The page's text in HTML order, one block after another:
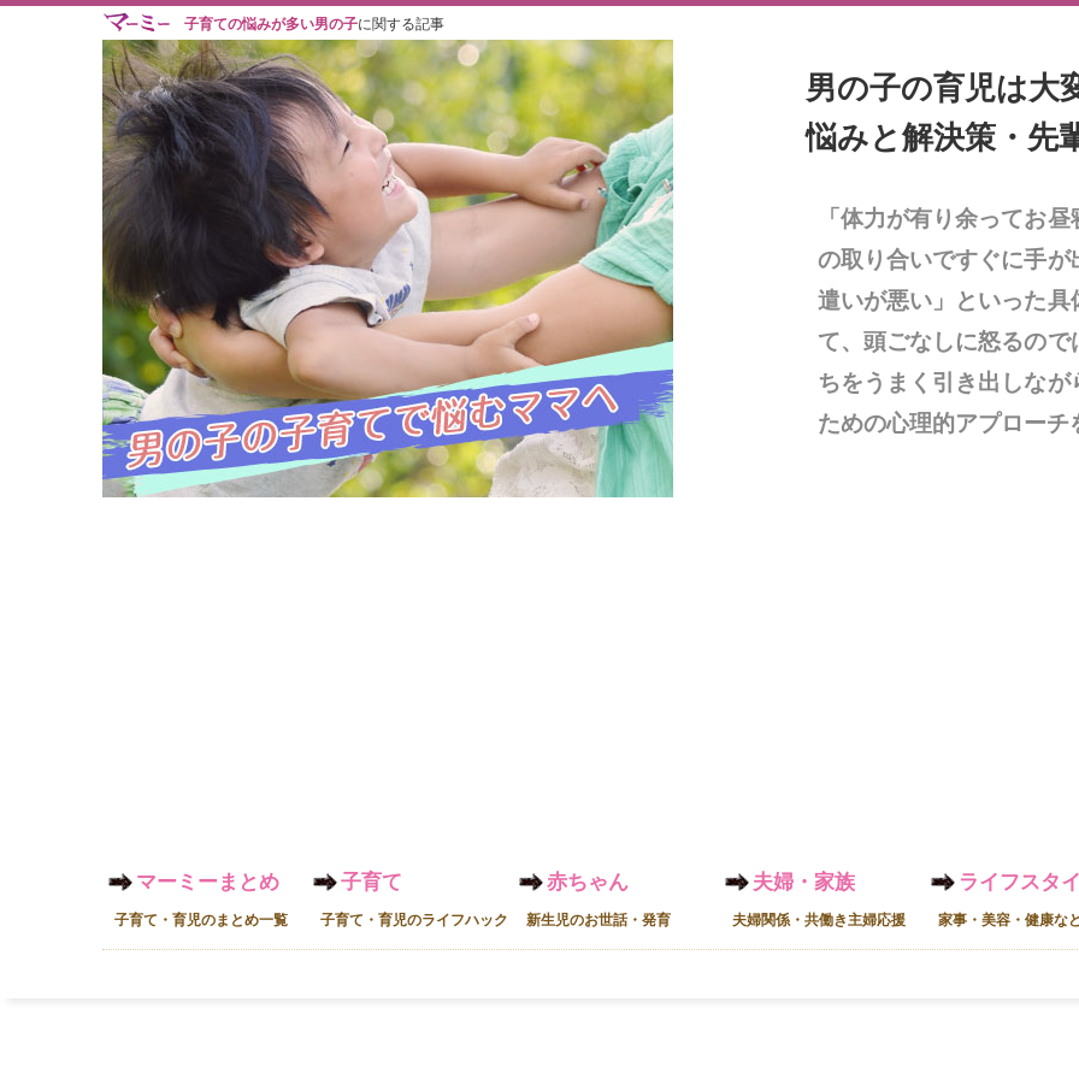
子育ての悩みが多い男の子に関する記事
男の子の育児は大
悩みと解決策・先
「体力が有り余ってお
の取り合いですぐに手
遣いが悪い」といった具
て、頭ごなしに怒るの
ちをうまく引き出しな
ための心理的アプローチ
マーミーまとめ
子育て・育児のまとめ一覧
子育て
子育て・育児のライフハック
赤ちゃん
新生児のお世話・発育
夫婦・家族
夫婦関係・共働き主婦応援
ライフスタ
家事・美容・健康な